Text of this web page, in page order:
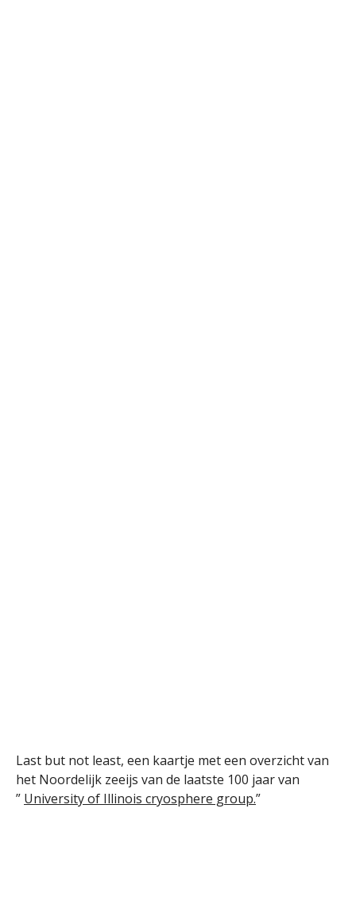
Last but not least, een kaartje met een overzicht van
het Noordelijk zeeijs van de laatste 100 jaar van
” University of Illinois cryosphere group.”